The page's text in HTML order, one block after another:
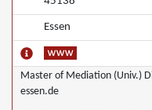
Essen
Master of Mediation (Univ.)
essen.de